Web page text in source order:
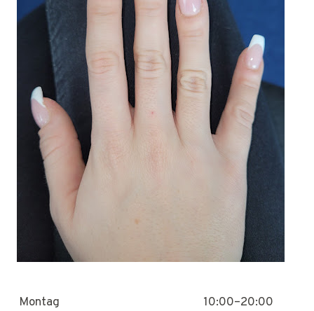
Montag
10:00–20:00